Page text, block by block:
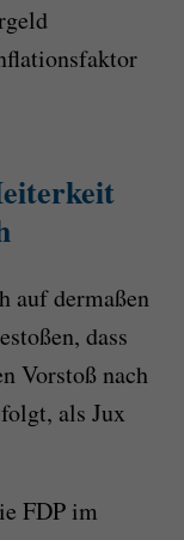
auf dermaßen
dass
Vorstoß nach
als Jux
FDP im